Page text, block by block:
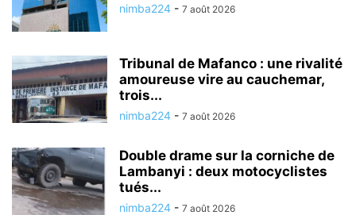
nimba224 - 7 août 2026
Tribunal de Mafanco : une rivalité
amoureuse vire au cauchemar,
trois...
nimba224 - 7 août 2026
Double drame sur la corniche de
Lambanyi : deux motocyclistes
tués...
nimba224 - 7 août 2026